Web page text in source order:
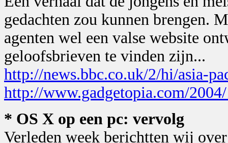
gedachten zou kunnen brengen.
agenten wel een valse website
geloofsbrieven te vinden zijn...
http://news.bbc.co.uk/2/hi/asia-
http://www.gadgetopia.com/
* OS X op een pc: vervolg
Verleden week berichtten wij